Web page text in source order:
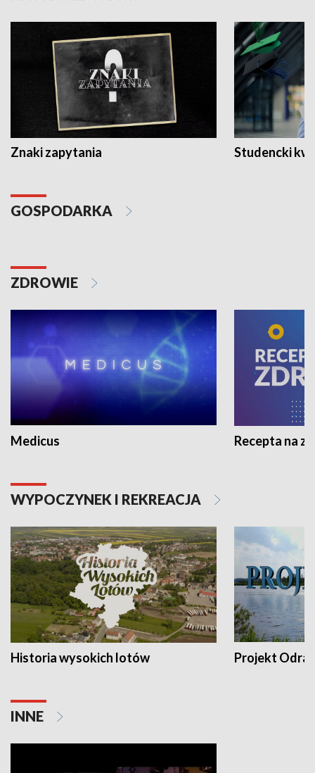
Znaki zapytania Studencki
GOSPODARKA
ZDROWIE
Medicus Recepta na
WYPOCZYNEK I REKREACJA
Historia wysokich lotów Projekt Odra
INNE